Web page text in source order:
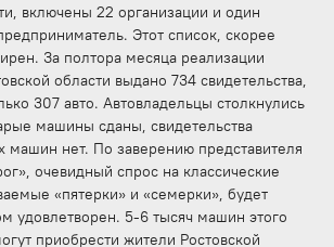
включены 22 организации и один
Этот список, скорее
За полтора месяца реализации
области выдано 734 свидетельства,
307 авто. Автовладельцы столкнулись
машины сданы, свидетельства
машин нет. По заверению представителя
очевидный спрос на классические
«пятерки» и «семерки», будет
удовлетворен. 5-6 тысяч машин этого
приобрести жители Ростовской